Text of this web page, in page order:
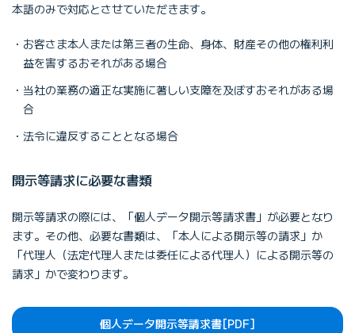
本語のみで対応とさせていただきます。
お客さま本人または第三者の生命、身体、財産その他の権利利
益を害するおそれがある場合
当社の業務の適正な実施に著しい支障を及ぼすおそれがある場
合
法令に違反することとなる場合
開示等請求に必要な書類
開示等請求の際には、「個人データ開示等請求書」が必要となり
ます。その他、必要な書類は、「本人による開示等の請求」か
「代理人（法定代理人または委任による代理人）による開示等の
請求」かで変わります。
個人データ開示等請求書[PDF]